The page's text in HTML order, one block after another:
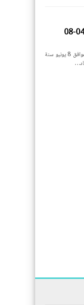
قانون رقم 26-12 يعدل ويتمم القانون رقم 04-08
قانون رقم 26-12 مؤرخ في 22 ذي الحجة عام 1447 الموافق 8 يونيو سنة